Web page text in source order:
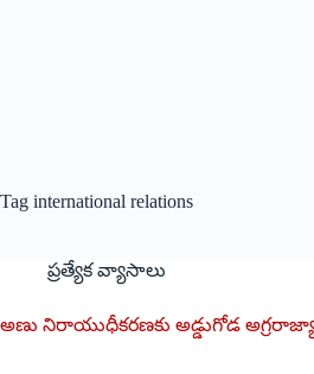
Tag international relations
ప్రత్యేక వ్యాసాలు
అణు నిరాయుధీకరణకు అడ్డుగోడ